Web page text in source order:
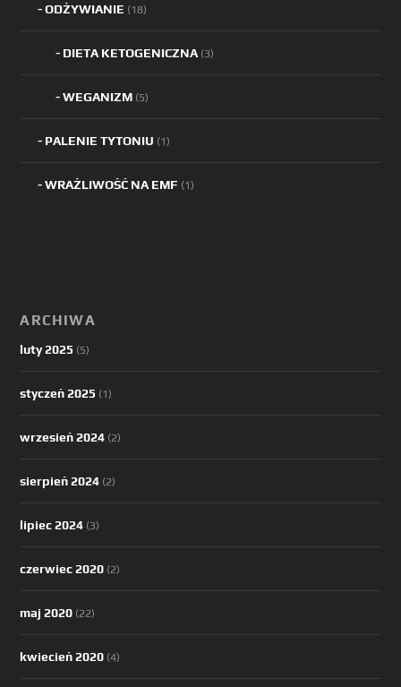
ODŻYWIANIE (18)
DIETA KETOGENICZNA(3)
WEGANIZM (5)
PALENIE TYTONIU (1)
WRAŻLIWOŚĆ NA EMF (1)
ARCHIWA
luty 2025 (5)
styczeń 2025 (1)
wrzesień 2024 (2)
sierpień 2024 (2)
lipiec 2024 (3)
czerwiec 2020 (2)
maj 2020 (22)
kwiecień 2020 (4)